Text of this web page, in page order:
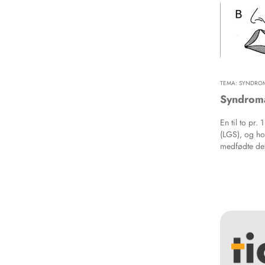
er utviklet
med disse
kjent
funn uten
TEMA:
En til to pr.
(LGS), og
medfødte
syndrom.
syndromal
skal
patienter
syndromal